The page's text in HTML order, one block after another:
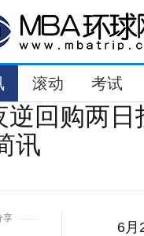
滚动 考试
逆回购两
讯
享
6月